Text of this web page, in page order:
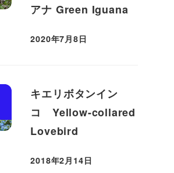
アナ Green Iguana
投稿日
2020年7月8日
キエリボタンイン
コ Yellow-collared
Lovebird
投稿日
2018年2月14日